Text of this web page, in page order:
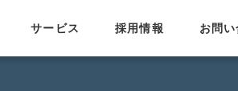
サービス 採用情報 お問